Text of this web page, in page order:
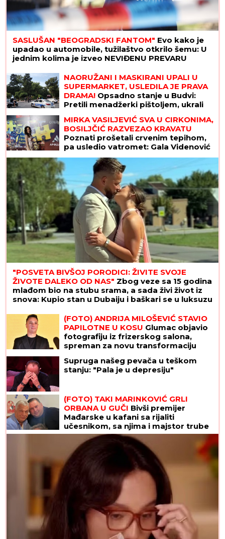
SASLUŠAN "BEOGRADSKI FANTOM" Evo kako je
upadao u automobile, tužilaštvo otkrilo šemu: U
jednim kolima je izveo NEVIĐENU PREVARU
NAORUŽANI I MASKIRANI UPALI U
SUPERMARKET, USLEDILA JE PRAVA
DRAMA! Opsadno stanje u Budvi:
Pretili menadžerki pištoljem, ukrali
ASTRONOMSKU sumu
MIRKA VASILJEVIĆ SVA U CIRKONIMA,
BOSILJČIĆ RAZVEZAO KRAVATU
Poznati prošetali crvenim tepihom,
pa usledio vatromet: Gala Videnović
nakon mnogo vremena u javnosti
(Video)
"POSVETA BIVŠOJ PORODICI: ŽIVITE SVOJE
ŽIVOTE DALEKO OD NAS" Zbog veze sa 15 godina
mlađom bio na stubu srama, a sada živi život iz
snova: Kupio stan u Dubaiju i baškari se u luksuzu
(FOTO) ANDRIJA MILOŠEVIĆ STAVIO
PAPILOTNE U KOSU Glumac objavio
fotografiju iz frizerskog salona,
spreman za novu transformaciju
Supruga našeg pevača u teškom
stanju: "Pala je u depresiju"
(FOTO) TAKI MARINKOVIĆ GRLI
ORBANA U GUČI Bivši premijer
Mađarske u kafani sa rijaliti
učesnikom, sa njima i majstor trube